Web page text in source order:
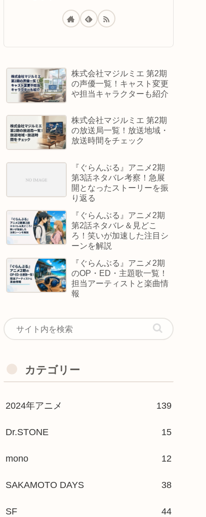
株式会社マジルミエ 第2期
の声優一覧！キャスト変更
や担当キャラクターも紹介
株式会社マジルミエ 第2期
の放送局一覧！放送地域・
放送時間をチェック
『ぐらんぶる』アニメ2期
第3話ネタバレ考察！急展
開となったストーリーを振
り返る
『ぐらんぶる』アニメ2期
第2話ネタバレ＆見どこ
ろ！笑いが加速した注目シ
ーンを解説
『ぐらんぶる』アニメ2期
のOP・ED・主題歌一覧！
担当アーティストと楽曲情
報
カテゴリー
2024年アニメ 139
Dr.STONE 15
mono 12
SAKAMOTO DAYS 38
SF 44